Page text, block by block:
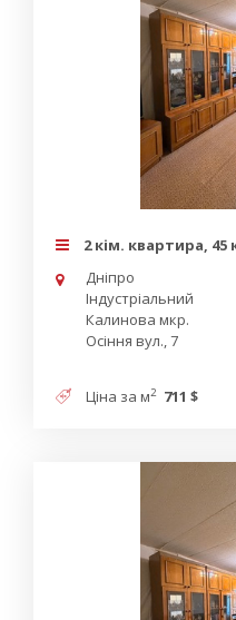
2 кім. квартира, 45
Дніпро
Індустріальний
Калинова мкр.
Осіння вул., 7
Ціна за м2 711 $